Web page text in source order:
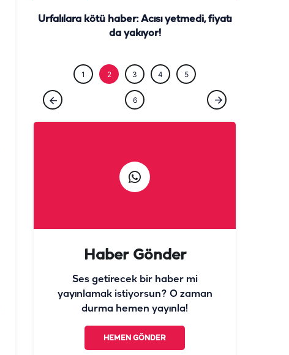
Urfalılara kötü haber: Acısı yetmedi, fiyatı
da yakıyor!
1 2 3 4 5
6
Haber Gönder
Ses getirecek bir haber mi
yayınlamak istiyorsun? O zaman
durma hemen yayınla!
HEMEN GÖNDER